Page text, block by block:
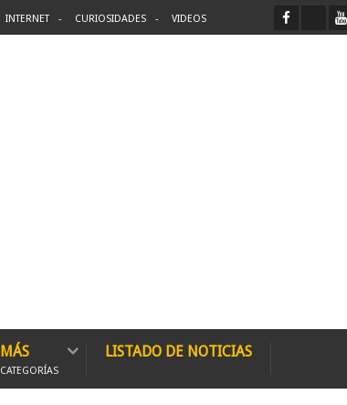
INTERNET CURIOSIDADES VIDEOS
MÁS
CATEGORÍAS
LISTADO DE NOTICIAS